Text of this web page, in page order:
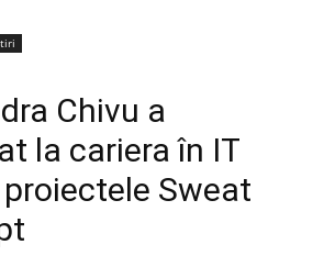
Chivu a
la cariera în IT
Sweat